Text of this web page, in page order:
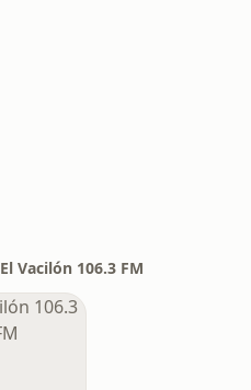
El Vacilón 106.3 FM